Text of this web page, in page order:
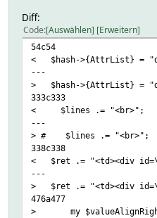
Diff:
Code Auswählen Erweitern
54c54
< $hash->{AttrList} =
---
> $hash->{AttrList} =
333c333
< $lines .= "<br>";
---
> # $lines .= "<br>";
338c338
< $ret .= "<td><div
---
> $ret .= "<td><div
476a477
> my